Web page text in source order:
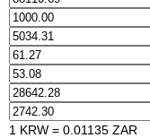
1 KRW = 0.01135 ZAR